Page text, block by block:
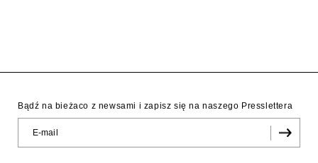
Bądź na bieżaco z newsami i zapisz się na naszego Presslettera